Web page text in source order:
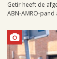
Getir heeft de
ABN-AMRO-pand